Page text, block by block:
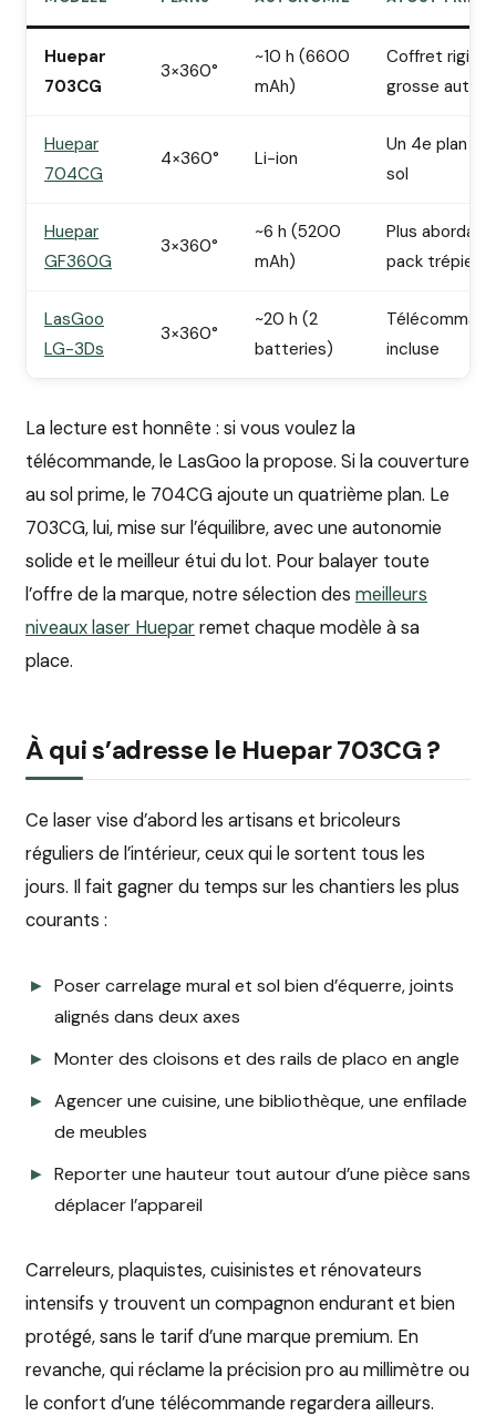
Huepar
703CG
3×360°
~10 h (6600
mAh)
Coffret rigide
grosse
Huepar
704CG
4×360° Li-ion
Un 4e plan
sol
Huepar
GF360G
3×360°
~6 h (5200
mAh)
Plus
pack trépied
LasGoo
LG-3Ds
3×360°
~20 h (2
batteries)
incluse
La lecture est honnête : si vous voulez la
télécommande, le LasGoo la propose. Si la couverture
au sol prime, le 704CG ajoute un quatrième plan. Le
703CG, lui, mise sur l’équilibre, avec une autonomie
solide et le meilleur étui du lot. Pour balayer toute
l’offre de la marque, notre sélection des meilleurs
niveaux laser Hueparremet chaque modèle à sa
place.
À qui s’adresse le Huepar 703CG ?
Ce laser vise d’abord les artisans et bricoleurs
réguliers de l’intérieur, ceux qui le sortent tous les
jours. Il fait gagner du temps sur les chantiers les plus
courants :
Poser carrelage mural et sol bien d’équerre, joints
alignés dans deux axes
Monter des cloisons et des rails de placo en angle
Agencer une cuisine, une bibliothèque, une enfilade
de meubles
Reporter une hauteur tout autour d’une pièce sans
déplacer l’appareil
Carreleurs, plaquistes, cuisinistes et rénovateurs
intensifs y trouvent un compagnon endurant et bien
protégé, sans le tarif d’une marque premium. En
revanche, qui réclame la précision pro au millimètre ou
le confort d’une télécommande regardera ailleurs.